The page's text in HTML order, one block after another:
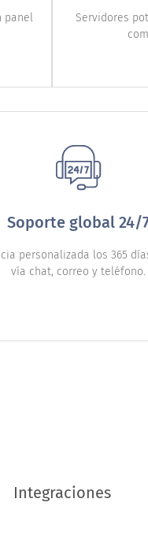
panel
Servidores
Soporte global 24/
personalizada los 365
vía chat, correo y teléfono.
Integraciones